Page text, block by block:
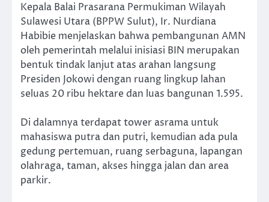
Kepala Balai Prasarana Permukiman Wilayah
Sulawesi Utara (BPPW Sulut), Ir. Nurdiana
Habibie menjelaskan bahwa pembangunan AMN
oleh pemerintah melalui inisiasi BIN merupakan
bentuk tindak lanjut atas arahan langsung
Presiden Jokowi dengan ruang lingkup lahan
seluas 20 ribu hektare dan luas bangunan 1.595.
Di dalamnya terdapat tower asrama untuk
mahasiswa putra dan putri, kemudian ada pula
gedung pertemuan, ruang serbaguna, lapangan
olahraga, taman, akses hingga jalan dan area
parkir.